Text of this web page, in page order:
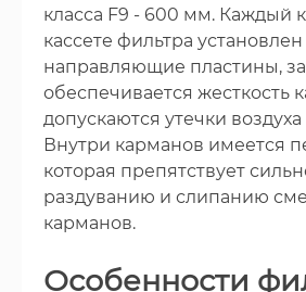
класса F9 - 600 мм. Каждый
кассете фильтра установлен
направляющие пластины, за
обеспечивается жесткость
допускаются утечки
Внутри карманов имеется
которая препятствует
раздуванию и слипанию
карманов.
Особенности